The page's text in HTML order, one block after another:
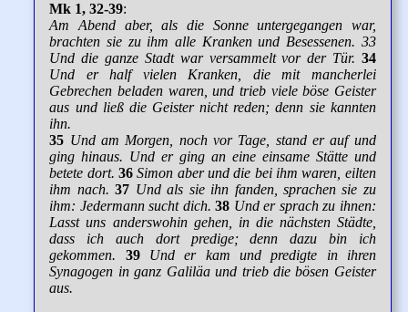
Mk 1, 32-39:
Am Abend aber, als die Sonne untergegangen war,
brachten sie zu ihm alle Kranken und Besessenen. 33
Und die ganze Stadt war versammelt vor der Tür. 34
Und er half vielen Kranken, die mit mancherlei
Gebrechen beladen waren, und trieb viele böse Geister
aus und ließ die Geister nicht reden; denn sie kannten
ihn.
35 Und am Morgen, noch vor Tage, stand er auf und
ging hinaus. Und er ging an eine einsame Stätte und
betete dort. 36 Simon aber und die bei ihm waren, eilten
ihm nach. 37 Und als sie ihn fanden, sprachen sie zu
ihm: Jedermann sucht dich. 38 Und er sprach zu ihnen:
Lasst uns anderswohin gehen, in die nächsten Städte,
dass ich auch dort predige; denn dazu bin ich
gekommen.
39
Und er kam und predigte in ihren
Synagogen in ganz Galiläa und trieb die bösen Geister
aus.